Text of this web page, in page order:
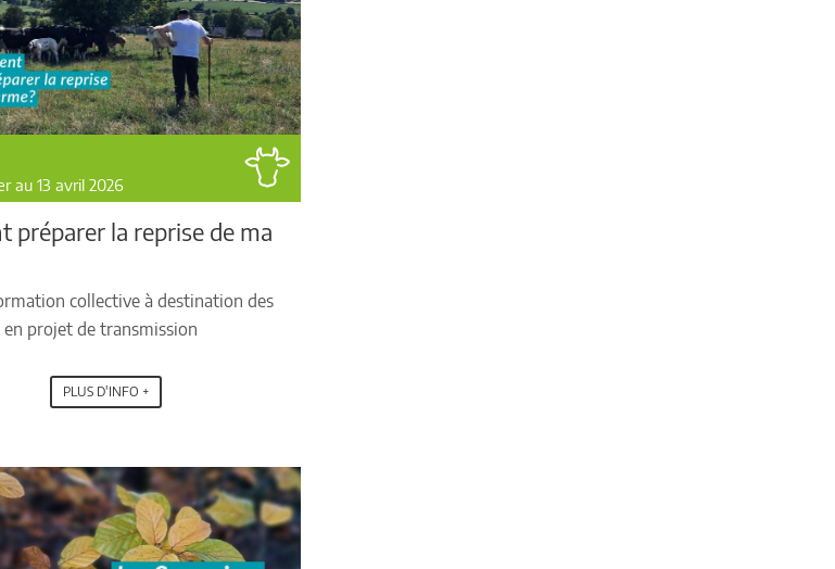
au 13 avril 2026
préparer la reprise de ma
collective à destination des
projet de transmission
PLUS D'INFO +